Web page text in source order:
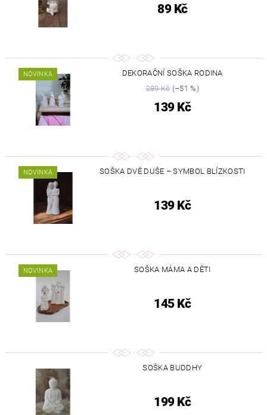
89 Kč
NOVINKA
DEKORAČNÍ SOŠKA RODINA
289 Kč(–51 %)
139 Kč
NOVINKA SOŠKA DVĚ DUŠE – SYMBOL BLÍZKOSTI
139 Kč
NOVINKA SOŠKA MÁMA A DĚTI
145 Kč
SOŠKA BUDDHY
199 Kč